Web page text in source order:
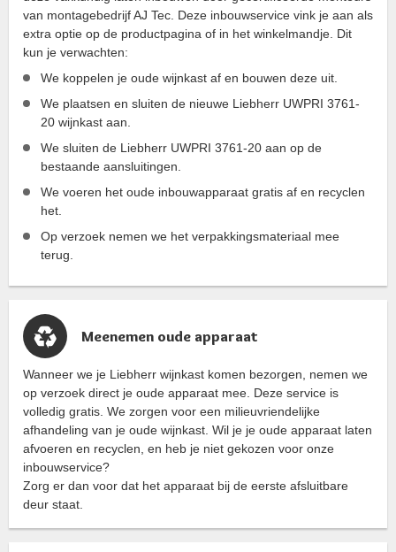
van montagebedrijf AJ Tec. Deze inbouwservice vink je aan als
extra optie op de productpagina of in het winkelmandje. Dit
kun je verwachten:
We koppelen je oude wijnkast af en bouwen deze uit.
We plaatsen en sluiten de nieuwe Liebherr UWPRI 3761-
20 wijnkast aan.
We sluiten de Liebherr UWPRI 3761-20 aan op de
bestaande aansluitingen.
We voeren het oude inbouwapparaat gratis af en recyclen
het.
Op verzoek nemen we het verpakkingsmateriaal mee
terug.
Meenemen oude apparaat
Wanneer we je Liebherr wijnkast komen bezorgen, nemen we
op verzoek direct je oude apparaat mee. Deze service is
volledig gratis. We zorgen voor een milieuvriendelijke
afhandeling van je oude wijnkast. Wil je je oude apparaat laten
afvoeren en recyclen, en heb je niet gekozen voor onze
inbouwservice?
Zorg er dan voor dat het apparaat bij de eerste afsluitbare
deur staat.